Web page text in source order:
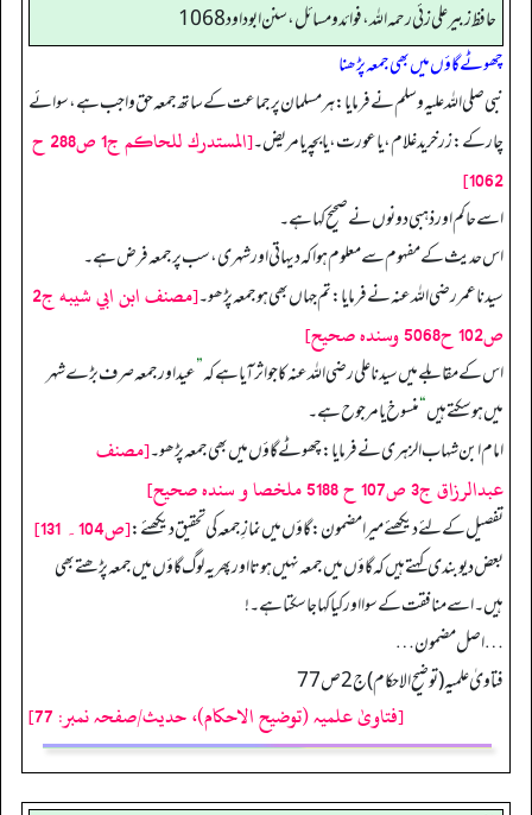
حافظ زبير على زئي رحمه الله، فوائد و مسائل، سنن ابوداود 1068
چھوٹے گاؤں میں بھی جمعہ پڑھنا
نبی صلی اللہ علیہ وسلم نے فرمایا: ہر مسلمان پر جماعت کے ساتھ جمعہ حق واجب ہے، سوائے
چار کے: زر خرید غلام، یا عورت، یا بچہ یا مریض۔
[المستدرك للحاكم ج1 ص288 ح
1062]
اسے حاکم اور ذہبی دونوں نے صحیح کہا ہے۔
اس حدیث کے مفہوم سے معلوم ہوا کہ دیہاتی اور شہری، سب پر جمعہ فرض ہے۔
سیدنا عمر رضی اللہ عنہ نے فرمایا: تم جہاں بھی ہو جمعہ پڑھو۔
[مصنف ابن ابي شيبه ج2
ص102 ح5068 وسنده صحيح]
اس کے مقابلے میں سیدنا علی رضی اللہ عنہ کا جو اثر آیا ہے کہ”عید اور جمعہ صرف بڑے شہر
میں ہو سکتے ہیں“منسوخ یا مرجوح ہے۔
امام ابن شہاب الزہری نے فرمایا: چھوٹے گاؤں میں بھی جمعہ پڑھو۔[مصنف
عبدالرزاق ج3 ص107 ح 5188 ملخصا و سنده صحيح]
تفصیل کے لئے دیکھئے میرا مضمون: گاؤں میں نمازِ جمعہ کی تحقیق دیکھئے:[ص104۔ 131]
بعض دیو بندی کہتے ہیں کہ گاؤں میں جمعہ نہیں ہوتا اور پھر یہ لوگ گاؤں میں جمعہ پڑھتے بھی
ہیں۔ اسے منافقت کے سوا اور کیا کہا جا سکتا ہے۔!
… اصل مضمون …
فتاویٰ علمیہ (توضیح الاحکام) ج2 ص77
[فتاویٰ علمیہ (توضیح الاحکام)، حدیث/صفحہ نمبر: 77]